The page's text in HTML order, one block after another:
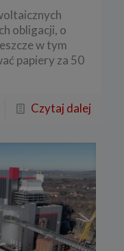
obligacji, o
w tym
papiery za 50
Czytaj dalej